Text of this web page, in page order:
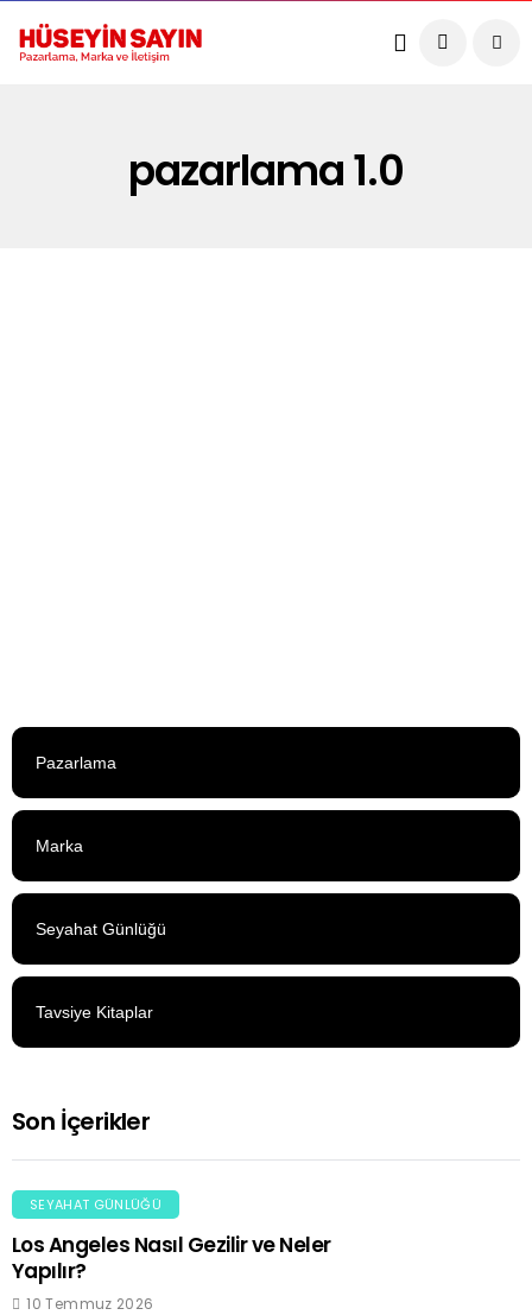
pazarlama 1.0
Pazarlama
Marka
Seyahat Günlüğü
Tavsiye Kitaplar
Son İçerikler
SEYAHAT GÜNLÜĞÜ
Los Angeles Nasıl Gezilir ve Neler
Yapılır?
10 Temmuz 2026